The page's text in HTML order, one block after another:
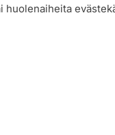
huolenaiheita